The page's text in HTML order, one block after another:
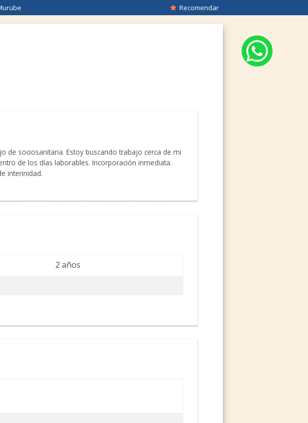
Recomendar
de sociosanitaria. Estoy buscando trabajo cerca de mi
de los días laborables. Incorporación inmediata.
interinidad.
2 años